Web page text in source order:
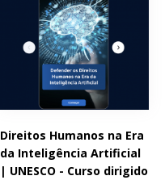
Direitos Humanos na Era
da Inteligência Artificial
| UNESCO - Curso dirigido